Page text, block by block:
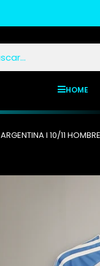
HOME
ARGENTINA I 10/11